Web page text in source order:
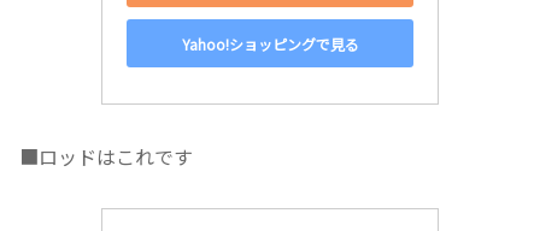
Yahoo!ショッピングで見る
■ロッドはこれです